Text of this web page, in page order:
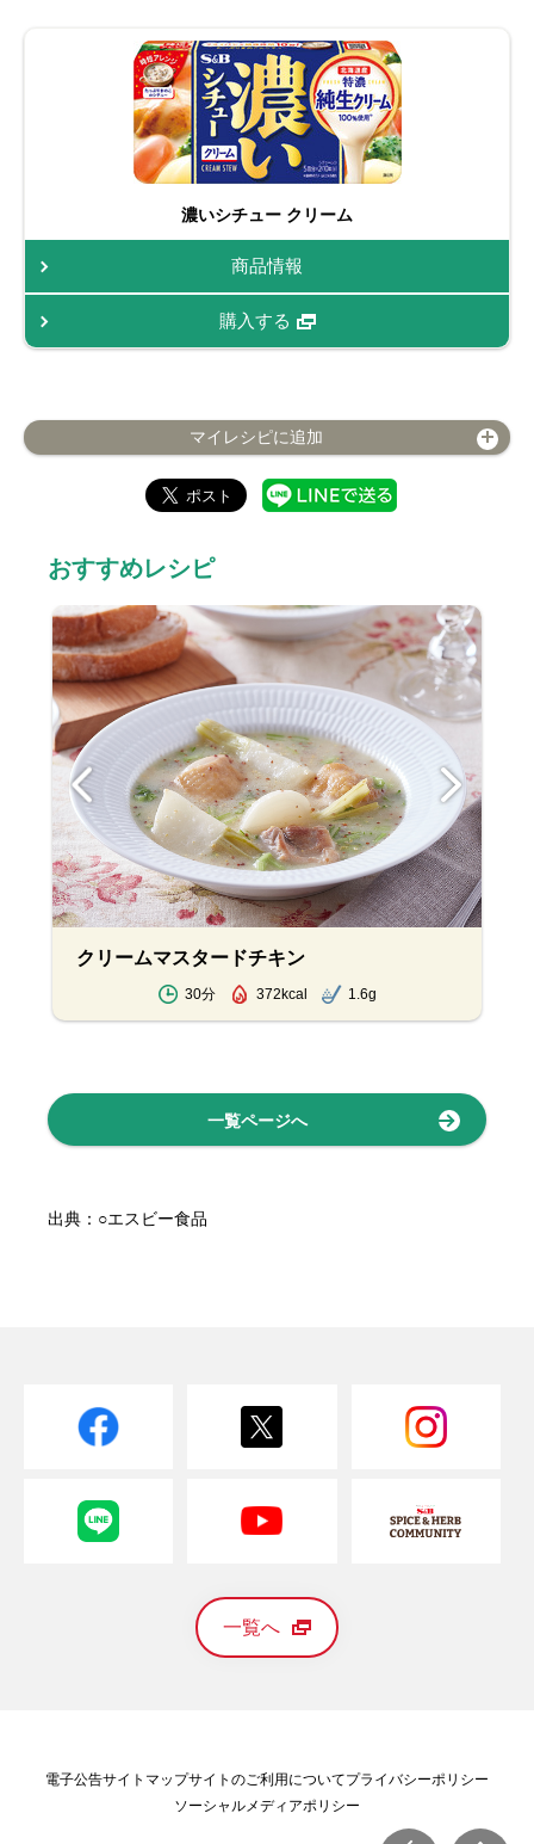
濃いシチュー クリーム
商品情報
購入する
マイレシピに追加
おすすめレシピ
クリームマスタードチキン
30分 372kcal 1.6g
一覧ページへ
出典：○エスビー食品
一覧へ
電子公告サイトマップサイトのご利用についてプライバシーポリシー
ソーシャルメディアポリシー